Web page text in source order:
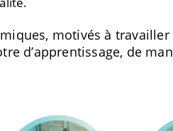
motivés à
d’apprentissage, de